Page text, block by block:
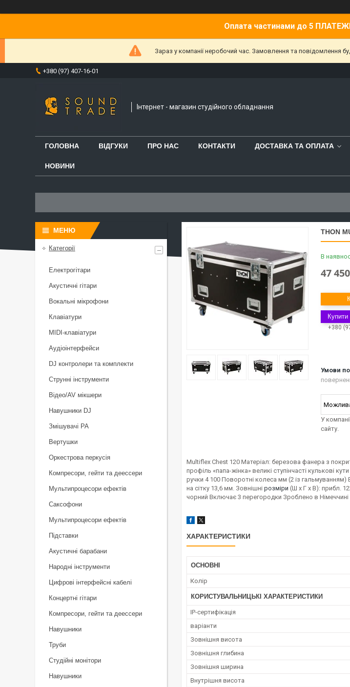
Оплата частинами до 5
Зараз у компанії неробочий час. Замовлення та повідомлення
+380 (97) 407-16-01
Інтернет - магазин студійного обладнання
ГОЛОВНА ВІДГУКИ ПРО НАС КОНТАКТИ ДОСТАВКА ТА ОПЛАТА
НОВИНИ
THON
В
47
Купити
+380
У
сайту.
Multiflex Chest 120 Матеріал: березова фанера з
профіль «папа-жінка» великі ступінчасті кулькові
ручки 4 100 Поворотні колеса мм (2 із
на сітку 13,6 мм. Зовнішні розміри (Ш x Г x В): прибл.
чорний Включає 3 перегородки Зроблено в Німеччині
ХАРАКТЕРИСТИКИ
ОСНОВНІ
Колір
КОРИСТУВАЛЬНИЦЬКІ ХАРАКТЕРИСТИКИ
IP-сертифікація
варіанти
Зовнішня висота
Зовнішня глибина
Зовнішня ширина
Внутрішня висота
Категорії
Електрогітари
Акустичні гітари
Вокальні мікрофони
Клавіатури
MIDI-клавіатури
Аудіоінтерфейси
DJ контролери та комплекти
Струнні інструменти
Відео/AV мікшери
Навушники DJ
Змішувачі PA
Вертушки
Оркестрова перкусія
Компресори, гейти та деессери
Мультипроцесори ефектів
Саксофони
Мультипроцесори ефектів
Підставки
Акустичні барабани
Народні інструменти
Цифрові інтерфейсні кабелі
Концертні гітари
Компресори, гейти та деессери
Навушники
Труби
Студійні монітори
Навушники